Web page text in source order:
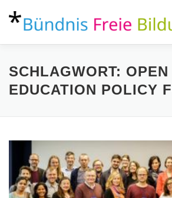
Inhalt
springen
ÜBER AKTUELLES THEMEN
SCHLAGWORT: OPEN
EDUCATION POLICY